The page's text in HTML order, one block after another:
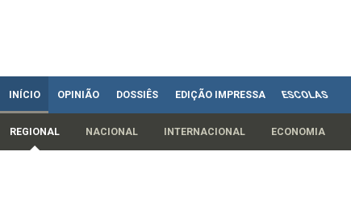
INÍCIO OPINIÃO DOSSIÊS EDIÇÃO IMPRESSA ESCOLAS
REGIONAL NACIONAL INTERNACIONAL ECONOMIA